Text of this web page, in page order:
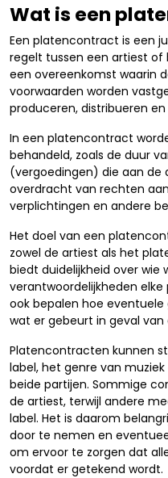
Wat is een
Een platencontract is een
regelt tussen een artiest of
een overeenkomst waarin
voorwaarden worden
produceren, distribueren
In een platencontract
behandeld, zoals de duur
(vergoedingen) die aan de
overdracht van rechten
verplichtingen en andere
Het doel van een
zowel de artiest als het
biedt duidelijkheid over wie
verantwoordelijkheden
ook bepalen hoe
wat er gebeurt in geval
Platencontracten kunnen
label, het genre van
beide partijen. Sommige
de artiest, terwijl andere
label. Het is daarom
door te nemen en
om ervoor te zorgen dat
voordat er getekend wordt.